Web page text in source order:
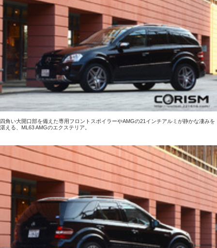
四角い大開口部を備えた専用フロントスポイラーやAMGの21インチアルミが静かな凄みを
湛える、ML63 AMGのエクステリア。